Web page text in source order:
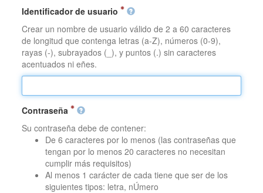
Identificador de usuario
Crear un nombre de usuario válido de 2 a 60 caracteres
de longitud que contenga letras (a-Z), números (0-9),
rayas (-), subrayados (_), y puntos (.) sin caracteres
acentuados ni eñes.
Contraseña
Su contraseña debe de contener:
De 6 caracteres por lo menos (las contraseñas que
tengan por lo menos 20 caracteres no necesitan
cumplir más requisitos)
Al menos 1 carácter de cada tiene que ser de los
siguientes tipos: letra, nÚmero